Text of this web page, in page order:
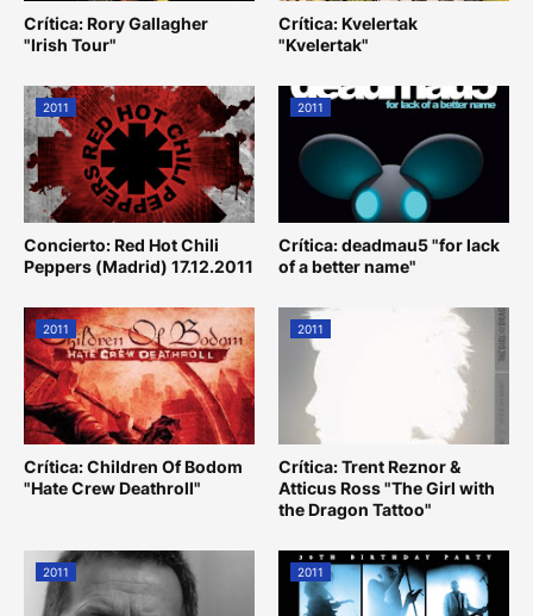
Crítica: Rory Gallagher
"Irish Tour"
Crítica: Kvelertak
"Kvelertak"
2011
Concierto: Red Hot Chili
Peppers (Madrid) 17.12.2011
2011
Crítica: deadmau5 "for lack
of a better name"
2011
Crítica: Children Of Bodom
"Hate Crew Deathroll"
2011
Crítica: Trent Reznor &
Atticus Ross "The Girl with
the Dragon Tattoo"
2011 2011